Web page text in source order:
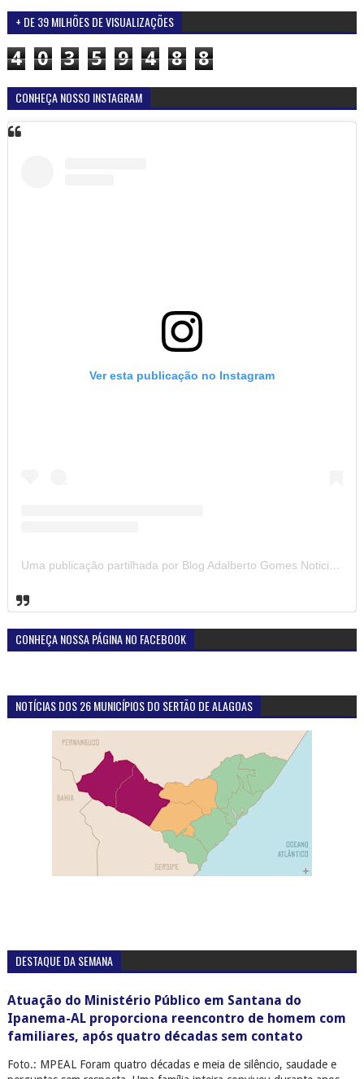
+ DE 39 MILHÕES DE VISUALIZAÇÕES
4 0 3 5 9 4 8 8
CONHEÇA NOSSO INSTAGRAM
Ver esta publicação no Instagram
Uma publicação partilhada por Blog Adalberto Gomes Noticias (@blogadalbertogomesnoticiass)
CONHEÇA NOSSA PÁGINA NO FACEBOOK
NOTÍCIAS DOS 26 MUNICÍPIOS DO SERTÃO DE ALAGOAS
DESTAQUE DA SEMANA
Atuação do Ministério Público em Santana do
Ipanema-AL proporciona reencontro de homem com
familiares, após quatro décadas sem contato
Foto.: MPEAL Foram quatro décadas e meia de silêncio, saudade e